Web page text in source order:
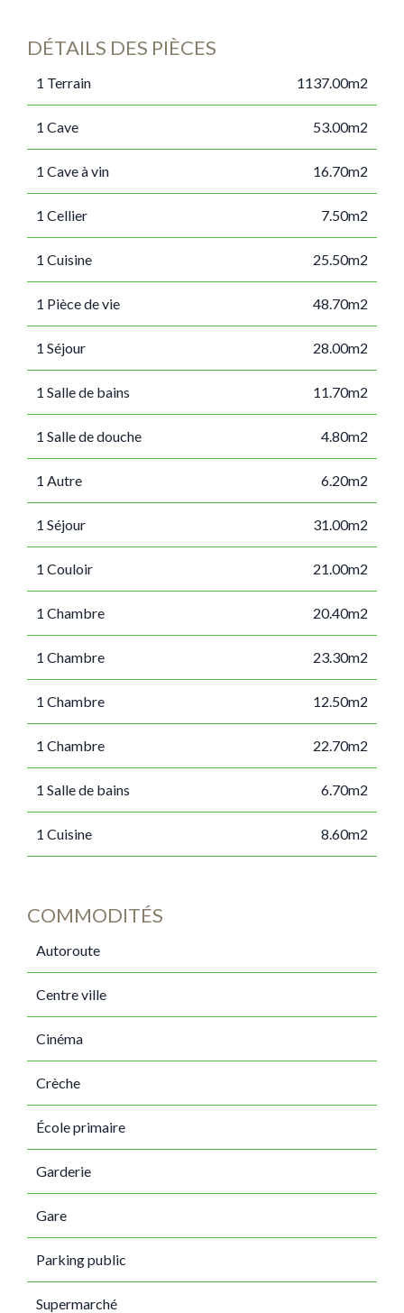
DÉTAILS DES PIÈCES
1 Terrain 1137.00m2
1 Cave 53.00m2
1 Cave à vin 16.70m2
1 Cellier 7.50m2
1 Cuisine 25.50m2
1 Pièce de vie 48.70m2
1 Séjour 28.00m2
1 Salle de bains 11.70m2
1 Salle de douche 4.80m2
1 Autre 6.20m2
1 Séjour 31.00m2
1 Couloir 21.00m2
1 Chambre 20.40m2
1 Chambre 23.30m2
1 Chambre 12.50m2
1 Chambre 22.70m2
1 Salle de bains 6.70m2
1 Cuisine 8.60m2
COMMODITÉS
Autoroute
Centre ville
Cinéma
Crèche
École primaire
Garderie
Gare
Parking public
Supermarché